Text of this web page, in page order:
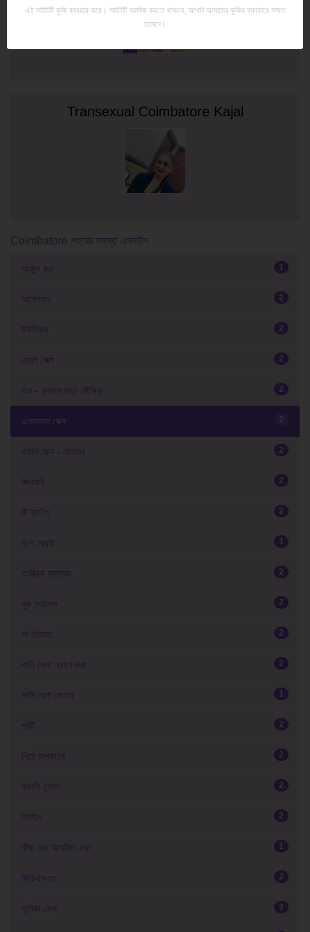
Transexual Coimbatore Kajal
Coimbatore শহরের সমস্ত এসকর্টস
আঙ্গুল করা 1
আধিপত্য 2
2
এনাল সেক্স 2
ওও - কনডম ছাড়া মৌখিক 2
ওয়েবকাম সেক্স 2
ওরাল সেক্স - ব্লোজব 2
জিএফই 2
টি ব্যাগিং 2
ডিপ থ্রোট 1
তান্ত্রিক ম্যাসেজ 2
নুরু ম্যাসেজ 2
পা যৌনতা 2
পানি খেলা গ্রহণ করা 2
পানি খেলা দেওয়া 1
পার্টি 2
পিঠে চাপড়ানো 2
ফরাসি চুম্বন 2
ফিস্টিং 2
বাঁধা এবং উত্সাহিত করা 1
বিডিএসএম 2
ভূমিকা খেলা 3
এই সাইটটি কুকি ব্যবহার করে। সাইটটি ব্রাউজ করতে থাকলে, আপনি আমাদের কুকির ব্যবহারে সম্মত
হচ্ছেন।